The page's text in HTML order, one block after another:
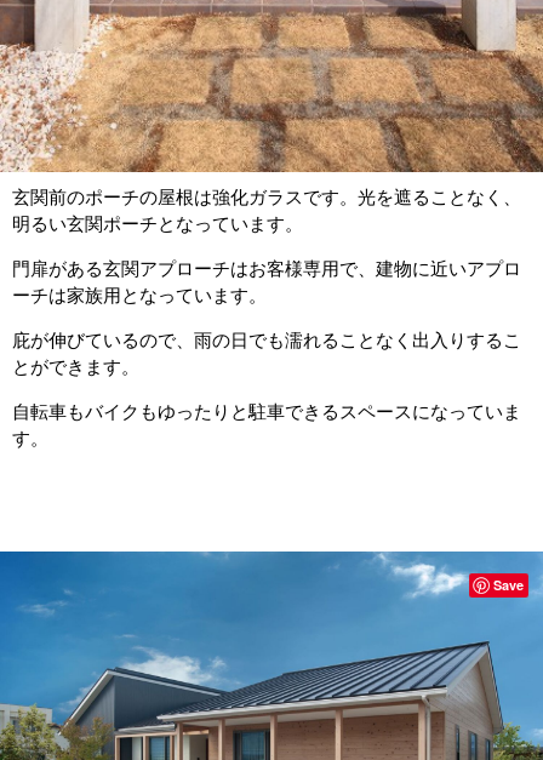
玄関前のポーチの屋根は強化ガラスです。光を遮ることなく、
明るい玄関ポーチとなっています。
門扉がある玄関アプローチはお客様専用で、建物に近いアプロ
ーチは家族用となっています。
庇が伸びているので、雨の日でも濡れることなく出入りするこ
とができます。
自転車もバイクもゆったりと駐車できるスペースになっていま
す。
Save